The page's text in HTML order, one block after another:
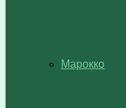
Марокко